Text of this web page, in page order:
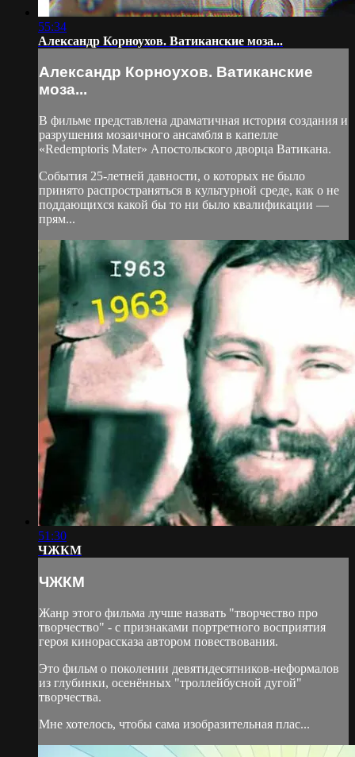
55:34
Александр Корноухов. Ватиканские моза...
Александр Корноухов. Ватиканские
моза...
В фильме представлена драматичная история создания и
разрушения мозаичного ансамбля в капелле
«Redemptoris Mater» Апостольского дворца Ватикана.
События 25-летней давности, о которых не было
принято распространяться в культурной среде, как о не
поддающихся какой бы то ни было квалификации —
прям...
51:30
ЧЖКМ
ЧЖКМ
Жанр этого фильма лучше назвать "творчество про
творчество" - с признаками портретного восприятия
героя кинорассказа автором повествования.
Это фильм о поколении девятидесятников-неформалов
из глубинки, осенённых "троллейбусной дугой"
творчества.
Мне хотелось, чтобы сама изобразительная плас...